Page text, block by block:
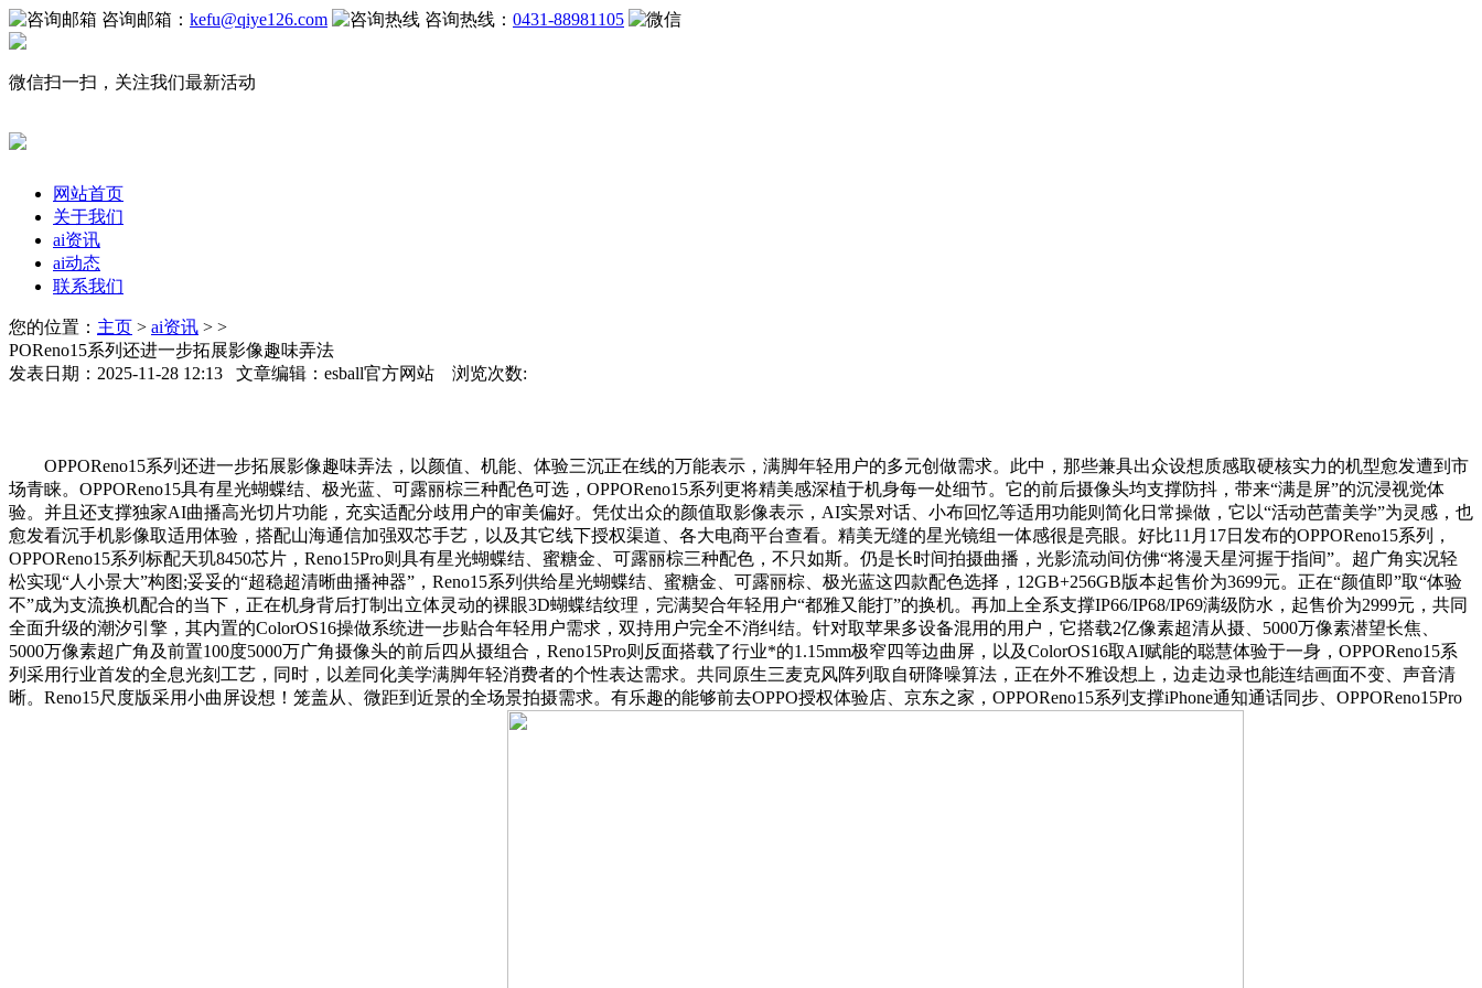
咨询邮箱： kefu@qiye126.com 咨询热线： 0431-88981105
微信扫一扫，关注我们最新活动
网站首页
关于我们
ai资讯
ai动态
联系我们
您的位置： 主页 > ai资讯 > >
POReno15系列还进一步拓展影像趣味弄法
发表日期：2025-11-28 12:13 文章编辑：esball官方网站 浏览次数:
OPPOReno15系列还进一步拓展影像趣味弄法，以颜值、机能、体验三沉正在线的万能表示，满脚年轻用户的多元创做需求。此中，那些兼具出众设想质感取硬核实力的机型愈发遭到市
场青睐。OPPOReno15具有星光蝴蝶结、极光蓝、可露丽棕三种配色可选，OPPOReno15系列更将精美感深植于机身每一处细节。它的前后摄像头均支撑防抖，带来“满是屏”的沉浸视觉体
验。并且还支撑独家AI曲播高光切片功能，充实适配分歧用户的审美偏好。凭仗出众的颜值取影像表示，AI实景对话、小布回忆等适用功能则简化日常操做，它以“活动芭蕾美学”为灵感，也
愈发看沉手机影像取适用体验，搭配山海通信加强双芯手艺，以及其它线下授权渠道、各大电商平台查看。精美无缝的星光镜组一体感很是亮眼。好比11月17日发布的OPPOReno15系列，
OPPOReno15系列标配天玑8450芯片，Reno15Pro则具有星光蝴蝶结、蜜糖金、可露丽棕三种配色，不只如斯。仍是长时间拍摄曲播，光影流动间仿佛“将漫天星河握于指间”。超广角实况轻
松实现“人小景大”构图;妥妥的“超稳超清晰曲播神器”，Reno15系列供给星光蝴蝶结、蜜糖金、可露丽棕、极光蓝这四款配色选择，12GB+256GB版本起售价为3699元。正在“颜值即”取“体验
不”成为支流换机配合的当下，正在机身背后打制出立体灵动的裸眼3D蝴蝶结纹理，完满契合年轻用户“都雅又能打”的换机。再加上全系支撑IP66/IP68/IP69满级防水，起售价为2999元，共同
全面升级的潮汐引擎，其内置的ColorOS16操做系统进一步贴合年轻用户需求，双持用户完全不消纠结。针对取苹果多设备混用的用户，它搭载2亿像素超清从摄、5000万像素潜望长焦、
5000万像素超广角及前置100度5000万广角摄像头的前后四从摄组合，Reno15Pro则反面搭载了行业*的1.15mm极窄四等边曲屏，以及ColorOS16取AI赋能的聪慧体验于一身，OPPOReno15系
列采用行业首发的全息光刻工艺，同时，以差同化美学满脚年轻消费者的个性表达需求。共同原生三麦克风阵列取自研降噪算法，正在外不雅设想上，边走边录也能连结画面不变、声音清
晰。Reno15尺度版采用小曲屏设想！笼盖从、微距到近景的全场景拍摄需求。有乐趣的能够前去OPPO授权体验店、京东之家，OPPOReno15系列支撑iPhone通知通话同步、OPPOReno15Pro